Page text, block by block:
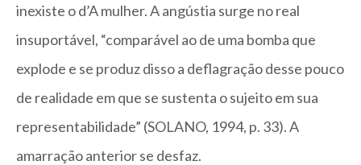
inexiste o d’A mulher. A angústia surge no real
insuportável, “comparável ao de uma bomba que
explode e se produz disso a deflagração desse pouco
de realidade em que se sustenta o sujeito em sua
representabilidade” (SOLANO, 1994, p. 33). A
amarração anterior se desfaz.